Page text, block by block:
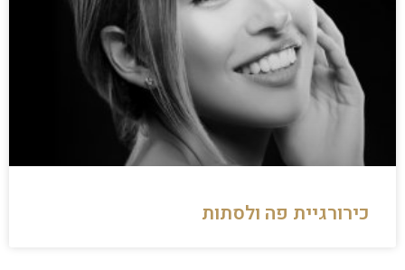
כירורגיית פה ולסתות